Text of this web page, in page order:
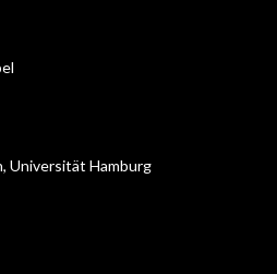
Universität Hamburg